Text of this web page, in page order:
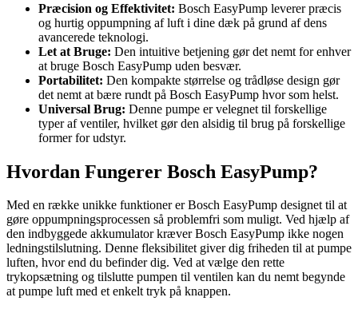
Præcision og Effektivitet: Bosch EasyPump leverer præcis
og hurtig oppumpning af luft i dine dæk på grund af dens
avancerede teknologi.
Let at Bruge: Den intuitive betjening gør det nemt for enhver
at bruge Bosch EasyPump uden besvær.
Portabilitet: Den kompakte størrelse og trådløse design gør
det nemt at bære rundt på Bosch EasyPump hvor som helst.
Universal Brug: Denne pumpe er velegnet til forskellige
typer af ventiler, hvilket gør den alsidig til brug på forskellige
former for udstyr.
Hvordan Fungerer Bosch EasyPump?
Med en række unikke funktioner er Bosch EasyPump designet til at
gøre oppumpningsprocessen så problemfri som muligt. Ved hjælp af
den indbyggede akkumulator kræver Bosch EasyPump ikke nogen
ledningstilslutning. Denne fleksibilitet giver dig friheden til at pumpe
luften, hvor end du befinder dig. Ved at vælge den rette
trykopsætning og tilslutte pumpen til ventilen kan du nemt begynde
at pumpe luft med et enkelt tryk på knappen.